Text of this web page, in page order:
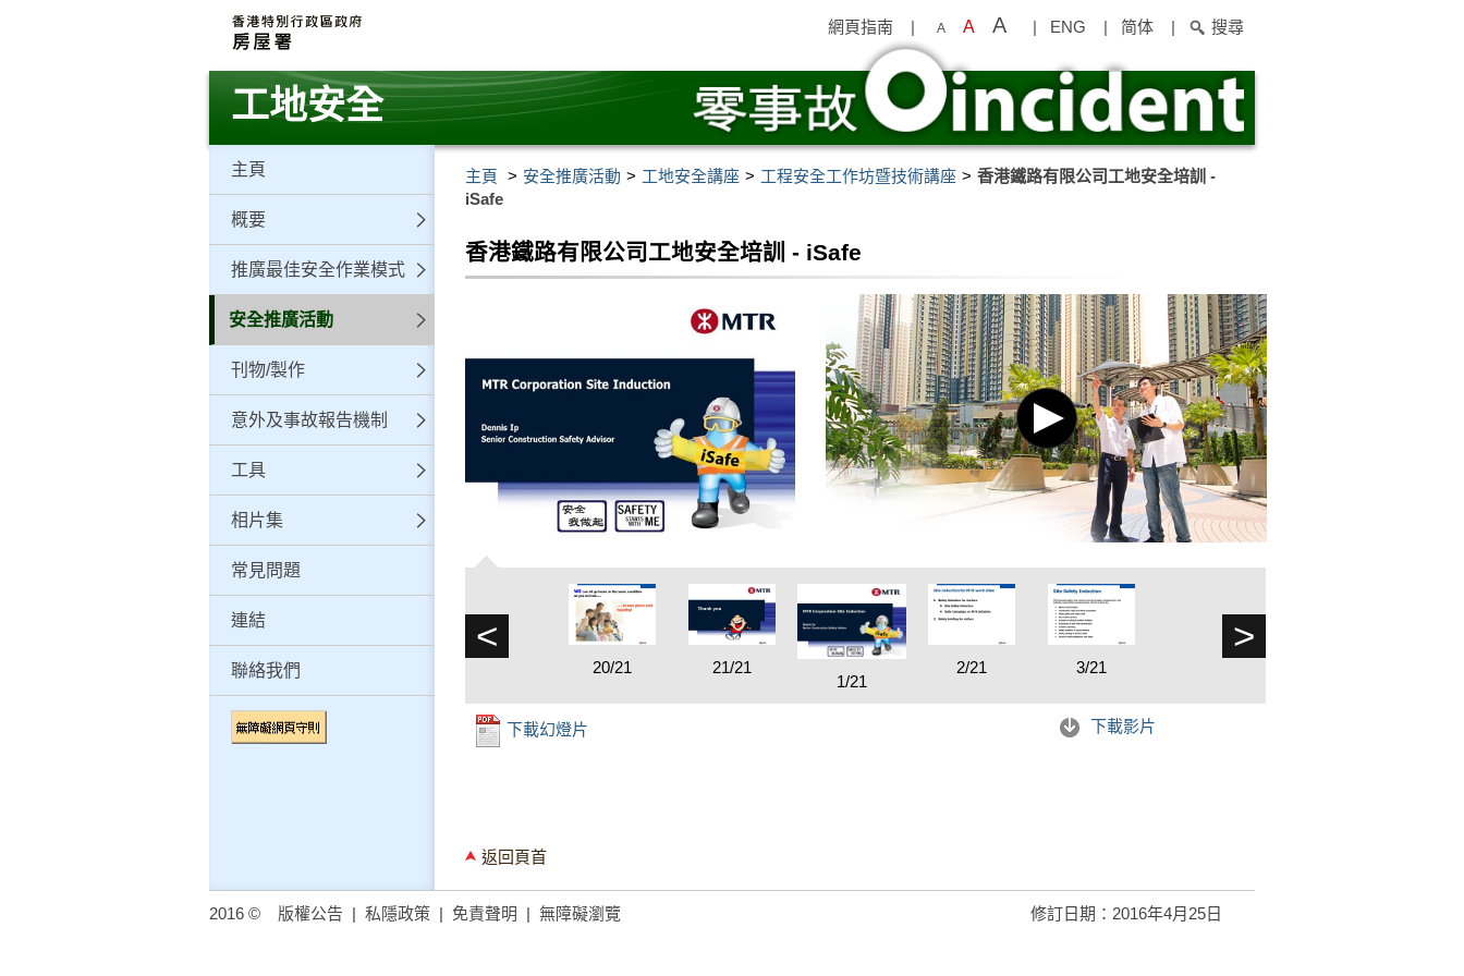
要
網頁指南 | A A A | ENG | 简体 | 搜尋
工地安全
主頁
概要
推廣最佳安全作業模式
安全推廣活動
刊物/製作
意外及事故報告機制
工具
相片集
常見問題
連結
聯絡我們
主頁 安全推廣活動 工地安全講座 工程安全工作坊暨技術講座
香港鐵路有限公司工地安全培訓 -
iSafe
香港鐵路有限公司工地安全培訓 - iSafe
20/21
21/21
1/21
2/21 3/21
< >
下載影片
下載幻燈片
返回頁首
2016 © 版權公告 | 私隱政策 | 免責聲明 | 無障礙瀏覽 修訂日期：2016年4月25日